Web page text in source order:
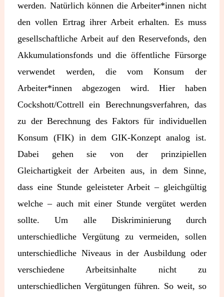
werden. Natürlich können die Arbeiter*innen nicht
den vollen Ertrag ihrer Arbeit erhalten. Es muss
gesellschaftliche Arbeit auf den Reservefonds, den
Akkumulationsfonds und die öffentliche Fürsorge
verwendet werden, die vom Konsum der
Arbeiter*innen abgezogen wird. Hier haben
Cockshott/Cottrell ein Berechnungsverfahren, das
zu der Berechnung des Faktors für individuellen
Konsum (FIK) in dem GIK-Konzept analog ist.
Dabei gehen sie von der prinzipiellen
Gleichartigkeit der Arbeiten aus, in dem Sinne,
dass eine Stunde geleisteter Arbeit – gleichgültig
welche – auch mit einer Stunde vergütet werden
sollte. Um alle Diskriminierung durch
unterschiedliche Vergütung zu vermeiden, sollen
unterschiedliche Niveaus in der Ausbildung oder
verschiedene Arbeitsinhalte nicht zu
unterschiedlichen Vergütungen führen. So weit, so